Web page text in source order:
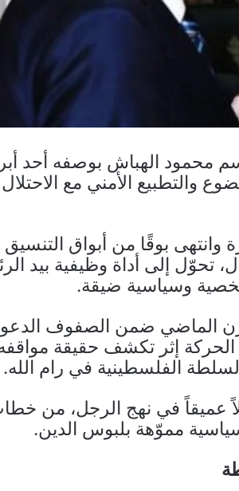
محمود الهباش بوصفه أحد
والتطبيع الأمني مع الاحتلال
وانتهى بوقًا من أبواق التنسيق
تحوّل إلى أداة وظيفية بيد
وسياسية ضيقة.
تسعينيات القرن الماضي ضمن الصفوف
إثر تكشف حقيقة
الفلسطينية في رام الله.
عميقاً في نهج الرجل، من
مموّهة بلبوس الدين.